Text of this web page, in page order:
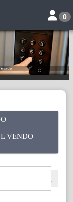
Toggle
0
VENDO